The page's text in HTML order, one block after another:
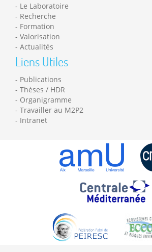
Le Laboratoire
Recherche
Formation
Valorisation
Actualités
Liens Utiles
Publications
Thèses / HDR
Organigramme
Travailler au M2P2
Intranet